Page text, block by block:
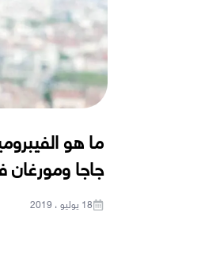
ما هو
جاجا ومورغان
18 يوليو ، 2019